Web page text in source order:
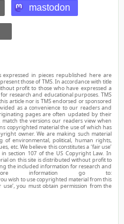
mastodon
expressed in pieces republished here are
those of TMS. In accordance with title
profit to those who have expressed a
research and educational purposes. TMS
article nor is TMS endorsed or sponsored
as a convenience to our readers and
pages are often updated by their
the versions our readers view when
copyrighted material the use of which has
owner. We are making such material
of environmental, political, human rights,
etc. We believe this constitutes a ‘fair use’
section 107 of the US Copyright Law. In
on this site is distributed without profit to
the included information for research and
information go to:
wish to use copyrighted material from this
you must obtain permission from the